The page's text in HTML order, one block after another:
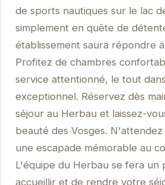
de sports nautiques sur le lac
simplement en quête de
établissement saura répondre
Profitez de chambres
service attentionné, le tout
exceptionnel. Réservez dès
séjour au Herbau et laissez-
beauté des Vosges.
une escapade mémorable au
L'équipe du Herbau se fera un
accueillir et de rendre votre